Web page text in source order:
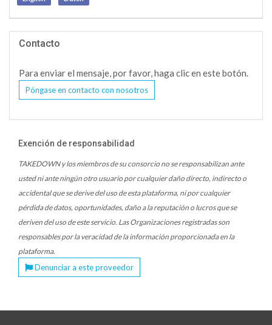
Contacto
Para enviar el mensaje, por favor, haga clic en este botón.
Póngase en contacto con nosotros
Exención de responsabilidad
TAKEDOWN y los miembros de su consorcio no se responsabilizan ante
usted ni ante ningún otro usuario por cualquier daño directo, indirecto o
accidental que se derive del uso de esta plataforma, ni por cualquier
pérdida de datos, oportunidades, daño a la reputación o lucros que se
deriven del uso de este servicio. Las Organizaciones registradas son
responsables por la veracidad de la información proporcionada en la
plataforma.
Denunciar a este proveedor